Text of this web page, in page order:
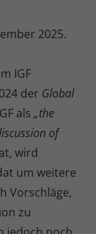
2025.
IGF
der Global
als „the
of
wird
um weitere
Vorschläge,
zu